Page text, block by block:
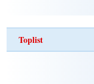
Toplist